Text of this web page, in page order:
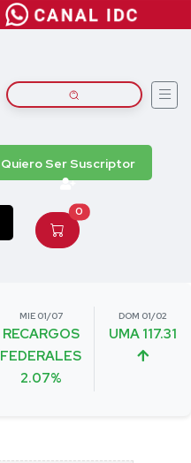
Quiero Ser Suscriptor
0
MIE 01/07
RECARGOS
FEDERALES
2.07%
DOM 01/02
UMA 117.31